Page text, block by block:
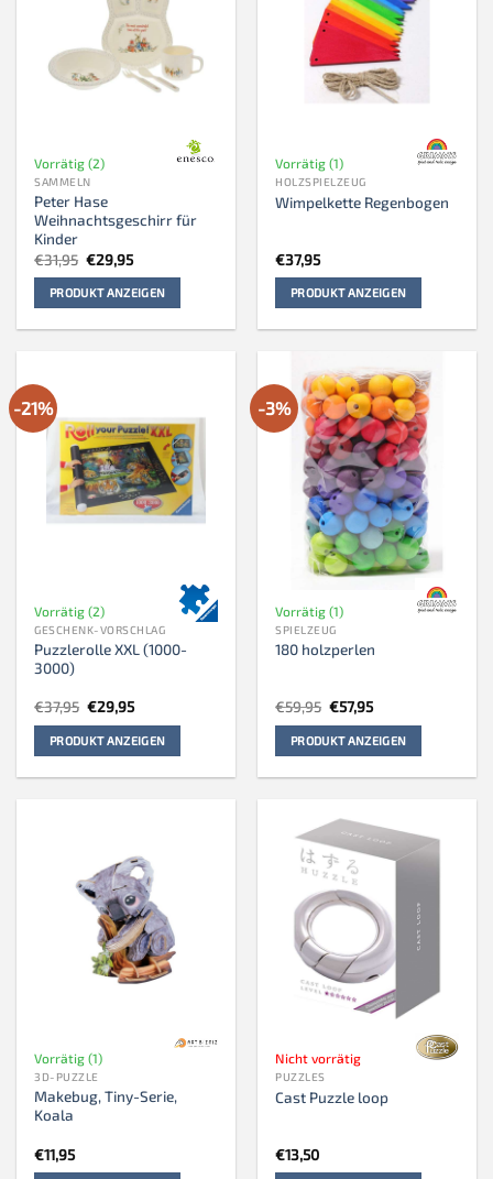
Vorrätig (2)
SAMMELN
Peter Hase
Weihnachtsgeschirr für
Kinder
€31,95 Ursprünglicher
Preis
war:
€31,95
€29,95Aktueller
ist:
€29,95.
PRODUKT ANZEIGEN
Vorrätig (1)
HOLZSPIELZEUG
Wimpelkette Regenbogen
€37,95
PRODUKT ANZEIGEN
-21%
Vorrätig (2)
GESCHENK-VORSCHLAG
Puzzlerolle XXL (1000-
3000)
€37,95 Ursprünglicher
Preis
war:
€37,95
€29,95Aktueller
ist:
€29,95.
PRODUKT ANZEIGEN
-3%
Vorrätig (1)
SPIELZEUG
180 holzperlen
€59,95 Ursprünglicher
Preis
war:
€59,95
€57,95Aktueller
ist:
€57,95.
PRODUKT ANZEIGEN
Vorrätig (1)
3D-PUZZLE
Makebug, Tiny-Serie,
Koala
€11,95
Nicht vorrätig
PUZZLES
Cast Puzzle loop
€13,50